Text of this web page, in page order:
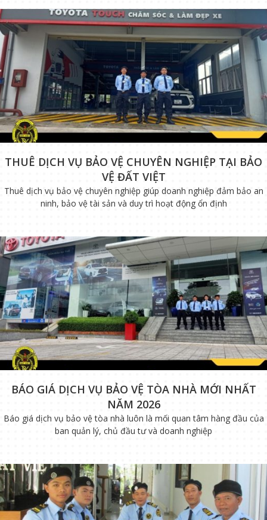
THUÊ DỊCH VỤ BẢO VỆ CHUYÊN NGHIỆP TẠI BẢO
VỆ ĐẤT VIỆT
Thuê dịch vụ bảo vệ chuyên nghiệp giúp doanh nghiệp đảm bảo an
ninh, bảo vệ tài sản và duy trì hoạt động ổn định
BÁO GIÁ DỊCH VỤ BẢO VỆ TÒA NHÀ MỚI NHẤT
NĂM 2026
Báo giá dịch vụ bảo vệ tòa nhà luôn là mối quan tâm hàng đầu của
ban quản lý, chủ đầu tư và doanh nghiệp